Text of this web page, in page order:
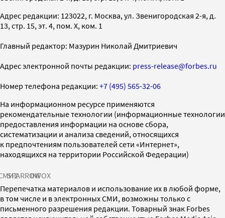
Адрес редакции: 123022, г. Москва, ул. Звенигородская 2-я, д.
13, стр. 15, эт. 4, пом. X, ком. 1
Главный редактор: Мазурин Николай Дмитриевич
Адрес электронной почты редакции: press-release@forbes.ru
Номер телефона редакции: +7 (495) 565-32-06
На информационном ресурсе применяются
рекомендательные технологии (информационные технологии
предоставления информации на основе сбора,
систематизации и анализа сведений, относящихся
к предпочтениям пользователей сети «Интернет»,
находящихся на территории Российской Федерации)
SPARROWINFOX
Перепечатка материалов и использование их в любой форме,
в том числе и в электронных СМИ, возможны только с
письменного разрешения редакции. Товарный знак Forbes